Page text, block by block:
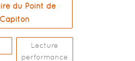
du Point de
Capiton
Lecture
performance